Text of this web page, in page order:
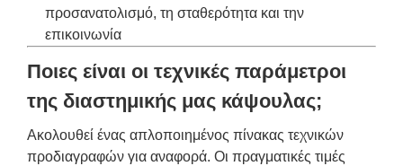
προσανατολισμό, τη σταθερότητα και την
επικοινωνία
Ποιες είναι οι τεχνικές παράμετροι
της διαστημικής μας κάψουλας;
Ακολουθεί ένας απλοποιημένος πίνακας τεχνικών
προδιαγραφών για αναφορά. Οι πραγματικές τιμές